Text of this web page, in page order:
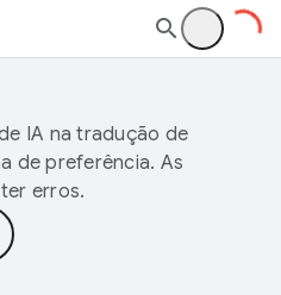
IA na tradução de
de preferência. As
erros.